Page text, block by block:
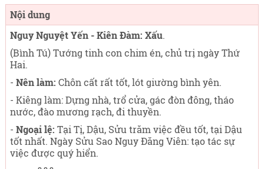
Nội dung
Nguy Nguyệt Yến - Kiên Đàm: Xấu.
(Bình Tú) Tướng tinh con chim én, chủ trị ngày Thứ
Hai.
- Nên làm: Chôn cất rất tốt, lót giường bình yên.
- Kiêng làm: Dựng nhà, trổ cửa, gác đòn đông, tháo
nước, đào mương rạch, đi thuyền.
- Ngoại lệ: Tại Tị, Dậu, Sửu trăm việc đều tốt, tại Dậu
tốt nhất. Ngày Sửu Sao Nguy Đăng Viên: tạo tác sự
việc được quý hiển.